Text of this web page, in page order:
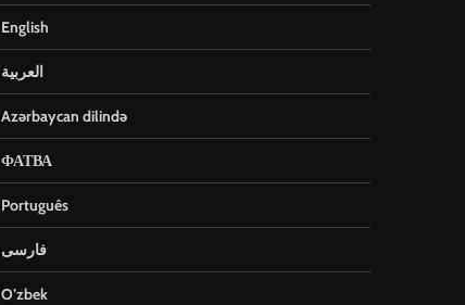
English
العربية
Azərbaycan dilində
ФАТВА
Português
فارسی
O’zbek